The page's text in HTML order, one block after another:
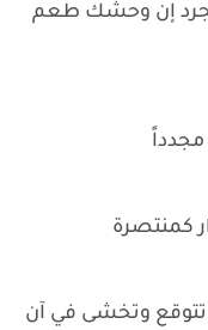
إن وحشك طعم
مجدداً
كمنتصرة
تتوقع وتخشى في آن